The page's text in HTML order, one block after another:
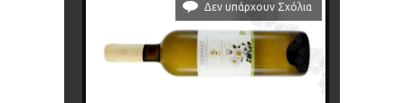
Δεν υπάρχουν Σχόλια